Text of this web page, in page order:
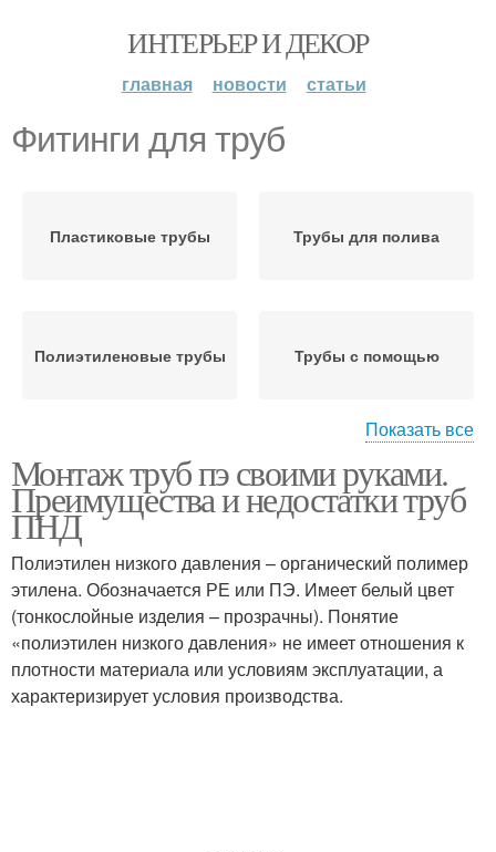
ИНТЕРЬЕР И ДЕКОР
главная новости статьи
Фитинги для труб
Пластиковые трубы Трубы для полива
Полиэтиленовые трубы Трубы с помощью
Компрессионные
фитинги
Трубы при помощи
Трубы из пнд
Пнд с металлической
трубой
Показать все
Монтаж труб пэ своими руками.
Преимущества и недостатки труб
ПНД
Полиэтилен низкого давления – органический полимер
этилена. Обозначается РЕ или ПЭ. Имеет белый цвет
(тонкослойные изделия – прозрачны). Понятие
«полиэтилен низкого давления» не имеет отношения к
плотности материала или условиям эксплуатации, а
характеризирует условия производства.